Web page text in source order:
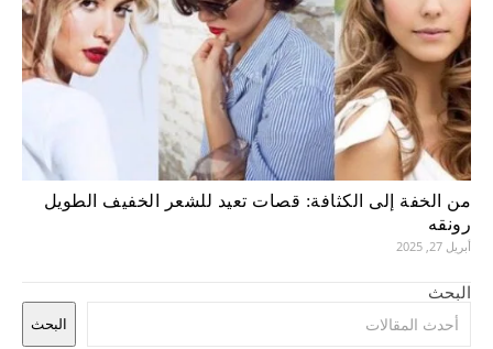
من الخفة إلى الكثافة: قصات تعيد للشعر الخفيف الطويل
رونقه
أبريل 27, 2025
البحث
البحث